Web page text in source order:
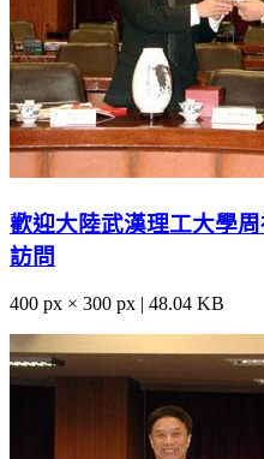
歡迎大陸武漢理工大學
訪問
400 px × 300 px | 48.04 KB